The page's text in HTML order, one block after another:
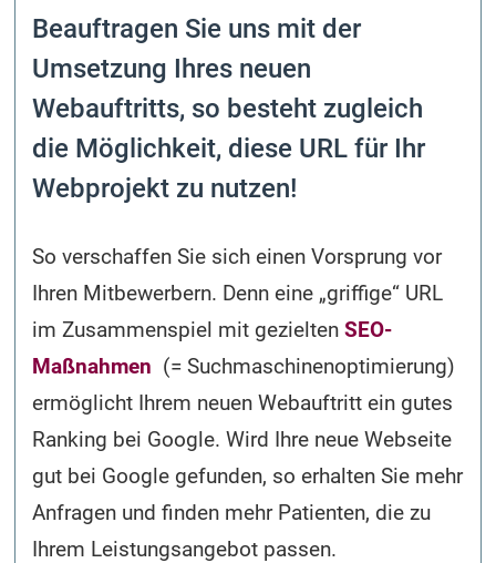
Beauftragen Sie uns mit der
Umsetzung Ihres neuen
Webauftritts, so besteht zugleich
die Möglichkeit, diese URL für Ihr
Webprojekt zu nutzen!
So verschaffen Sie sich einen Vorsprung vor
Ihren Mitbewerbern. Denn eine „griffige“ URL
im Zusammenspiel mit gezieltenSEO-
Maßnahmen (= Suchmaschinen­optimierung)
ermöglicht Ihrem neuen Webauftritt ein gutes
Ranking bei Google. Wird Ihre neue Webseite
gut bei Google gefunden, so erhalten Sie mehr
Anfragen und finden mehr Patienten, die zu
Ihrem Leistungsangebot passen.